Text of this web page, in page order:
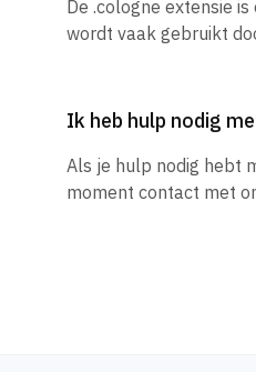
De .cologne extensie
wordt vaak gebruikt
Ik heb hulp nodig
Als je hulp nodig hebt
moment contact met